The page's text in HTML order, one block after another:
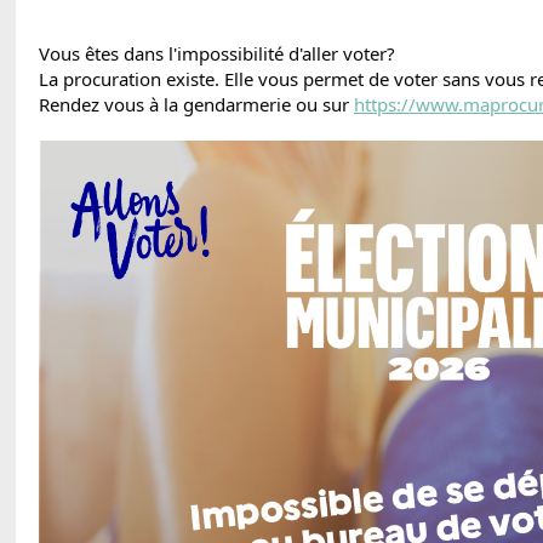
Vous êtes dans l'impossibilité d'aller voter?
La procuration existe. Elle vous permet de voter sans vous
Rendez vous à la gendarmerie ou sur https://